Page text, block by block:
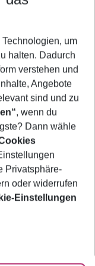
um
halten. Dadurch
verstehen und
Angebote
sind und zu
, wenn du
Dann wähle
Privatsphäre-
oder widerrufen
Einstellungen